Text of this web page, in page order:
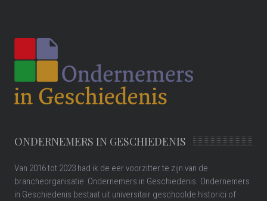
ONDERNEMERS IN GESCHIEDENIS
Van 2016 tot 2023 had ik de eer voorzitter te zijn van de
brancheorganisatie Ondernemers in Geschiedenis. Ondernemers
in Geschiedenis bestaat uit universitair geschoolde historici of